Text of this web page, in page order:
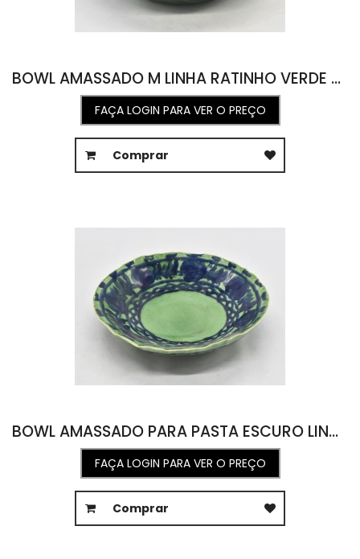
BOWL AMASSADO M LINHA RATINHO VERDE 2016 17D X 7A
FAÇA LOGIN PARA VER O PREÇO
Comprar
BOWL AMASSADO PARA PASTA ESCURO LINHA RATINHO 23D X 6A
FAÇA LOGIN PARA VER O PREÇO
Comprar